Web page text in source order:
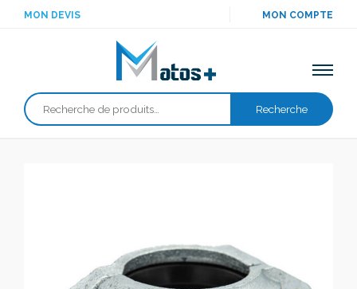
MON DEVIS MON COMPTE
Recherche
Recherche